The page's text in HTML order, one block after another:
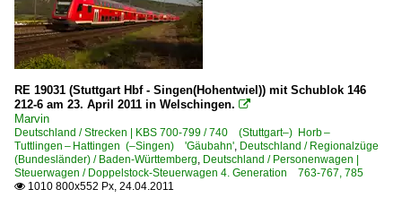
RE 19031 (Stuttgart Hbf - Singen(Hohentwiel)) mit Schublok 146
212-6 am 23. April 2011 in Welschingen. 
Marvin
Deutschland / Strecken | KBS 700-799 / 740 (Stuttgart–) Horb –
Tuttlingen – Hattingen (–Singen) 'Gäubahn', Deutschland / Regionalzüge
(Bundesländer) / Baden-Württemberg, Deutschland / Personenwagen |
Steuerwagen / Doppelstock-Steuerwagen 4. Generation 763-767, 785
 1010 800x552 Px, 24.04.2011